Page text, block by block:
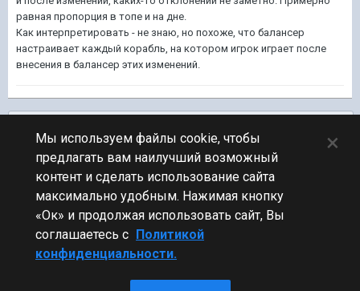
равная пропорция в топе и на дне.
Как интерпретировать - не знаю, но похоже, что балансер
настраивает каждый корабль, на котором игрок играет после
внесения в балансер этих изменений.
ПЕРЕЙТИ К СПИСКУ ТЕМ
Флудилка
Стиль
Мы используем файлы cookie, чтобы
предлагать вам наилучший возможный
контент и сделать использование сайта
максимально удобным. Нажимая кнопку
«Ок» и продолжая использовать сайт, Вы
соглашаетесь с Политикой
конфиденциальности.
×